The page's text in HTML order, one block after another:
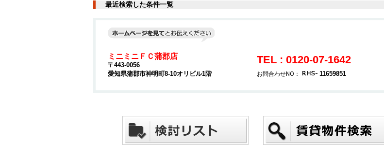
最近検索した条件一覧
ミニミニＦＣ蒲郡店
〒443-0056
愛知県蒲郡市神明町8-10オリビル1階
TEL : 0120-07-1642
お問合わせNO： 11659851